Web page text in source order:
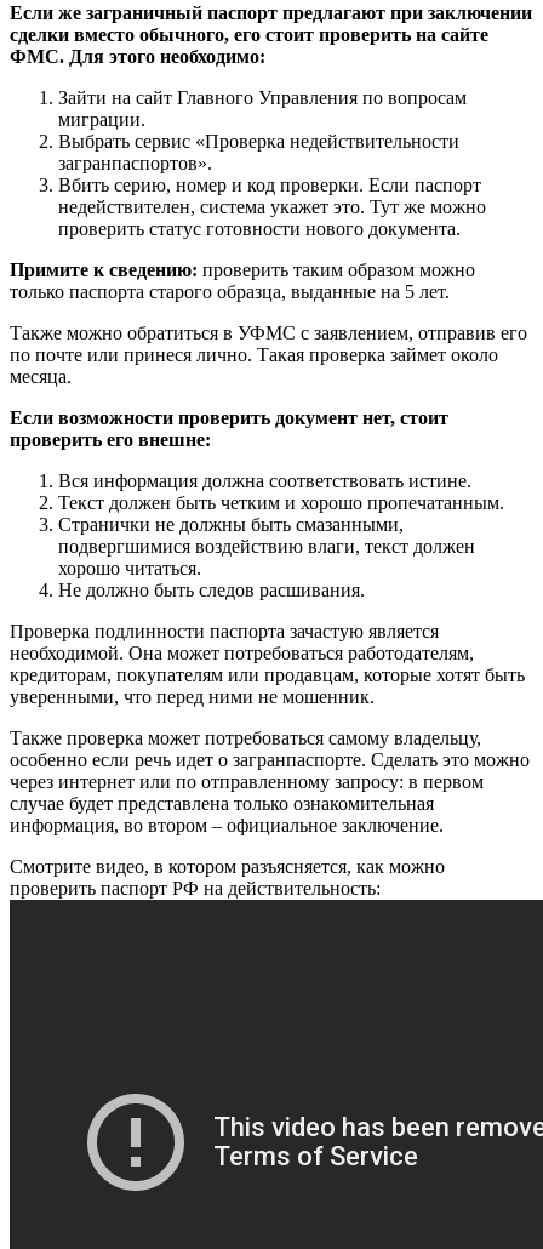
Если же заграничный паспорт предлагают при заключении
сделки вместо обычного, его стоит проверить на сайте
ФМС. Для этого необходимо:
Зайти на сайт Главного Управления по вопросам
миграции.
Выбрать сервис «Проверка недействительности
загранпаспортов».
Вбить серию, номер и код проверки. Если паспорт
недействителен, система укажет это. Тут же можно
проверить статус готовности нового документа.
Примите к сведению: проверить таким образом можно
только паспорта старого образца, выданные на 5 лет.
Также можно обратиться в УФМС с заявлением, отправив его
по почте или принеся лично. Такая проверка займет около
месяца.
Если возможности проверить документ нет, стоит
проверить его внешне:
Вся информация должна соответствовать истине.
Текст должен быть четким и хорошо пропечатанным.
Странички не должны быть смазанными,
подвергшимися воздействию влаги, текст должен
хорошо читаться.
Не должно быть следов расшивания.
Проверка подлинности паспорта зачастую является
необходимой. Она может потребоваться работодателям,
кредиторам, покупателям или продавцам, которые хотят быть
уверенными, что перед ними не мошенник.
Также проверка может потребоваться самому владельцу,
особенно если речь идет о загранпаспорте. Сделать это можно
через интернет или по отправленному запросу: в первом
случае будет представлена только ознакомительная
информация, во втором – официальное заключение.
Смотрите видео, в котором разъясняется, как можно
проверить паспорт РФ на действительность: